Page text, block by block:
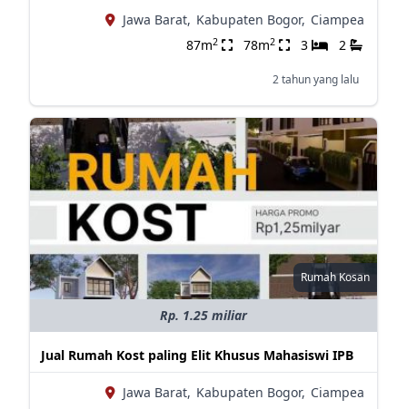
Jawa Barat, Kabupaten Bogor, Ciampea
87m2 78m2 3 2
2 tahun yang lalu
Rumah Kosan
Rp. 1.25 miliar
Jual Rumah Kost paling Elit Khusus Mahasiswi IPB
Jawa Barat, Kabupaten Bogor, Ciampea